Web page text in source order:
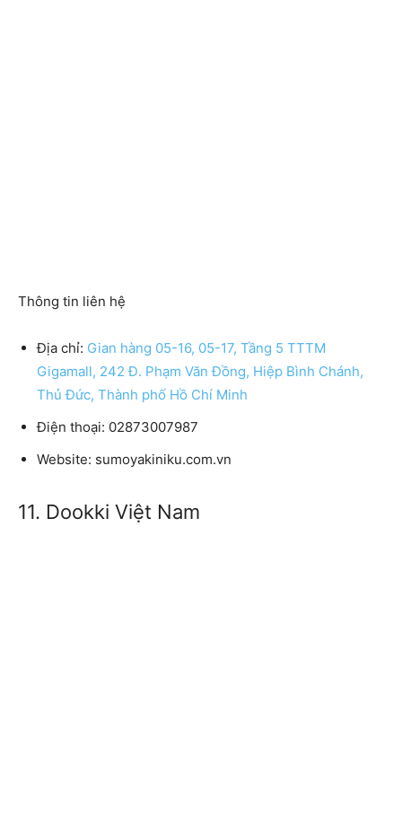
Thông tin liên hệ
Địa chỉ: Gian hàng 05-16, 05-17, Tầng 5 TTTM
Gigamall, 242 Đ. Phạm Văn Đồng, Hiệp Bình Chánh,
Thủ Đức, Thành phố Hồ Chí Minh
Điện thoại: 02873007987
Website: sumoyakiniku.com.vn
11. Dookki Việt Nam